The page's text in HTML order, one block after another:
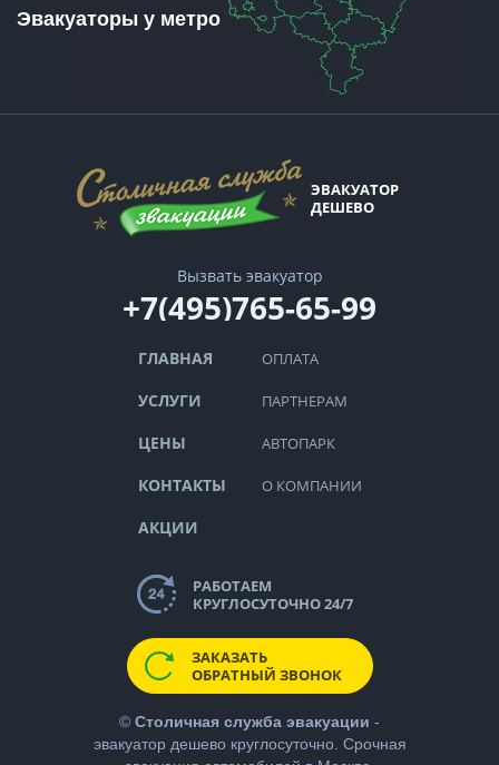
Эвакуаторы у метро
ЭВАКУАТОР
ДЕШЕВО
Вызвать эвакуатор
+7(495)765-65-99
ГЛАВНАЯ
УСЛУГИ
ЦЕНЫ
КОНТАКТЫ
АКЦИИ
ОПЛАТА
ПАРТНЕРАМ
АВТОПАРК
О КОМПАНИИ
РАБОТАЕМ
КРУГЛОСУТОЧНО 24/7
ЗАКАЗАТЬ
ОБРАТНЫЙ ЗВОНОК
© Столичная служба эвакуации -
эвакуатор дешевокруглосуточно. Срочная